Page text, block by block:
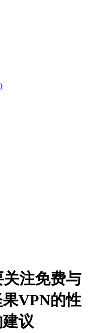
注免费与
VPN的性
议